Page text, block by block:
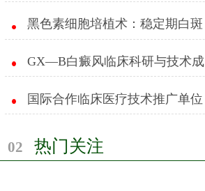
黑色素细胞培植术：稳定期白斑
GX—B白癜风临床科研与技术成
国际合作临床医疗技术推广单位
02 热门关注